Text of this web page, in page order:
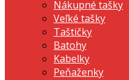
Nákupné tašky
Veľké tašky
Taštičky
Batohy
Kabelky
Peňaženky